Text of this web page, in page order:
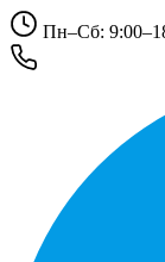
Пн–Сб: